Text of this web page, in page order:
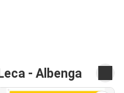
- Albenga